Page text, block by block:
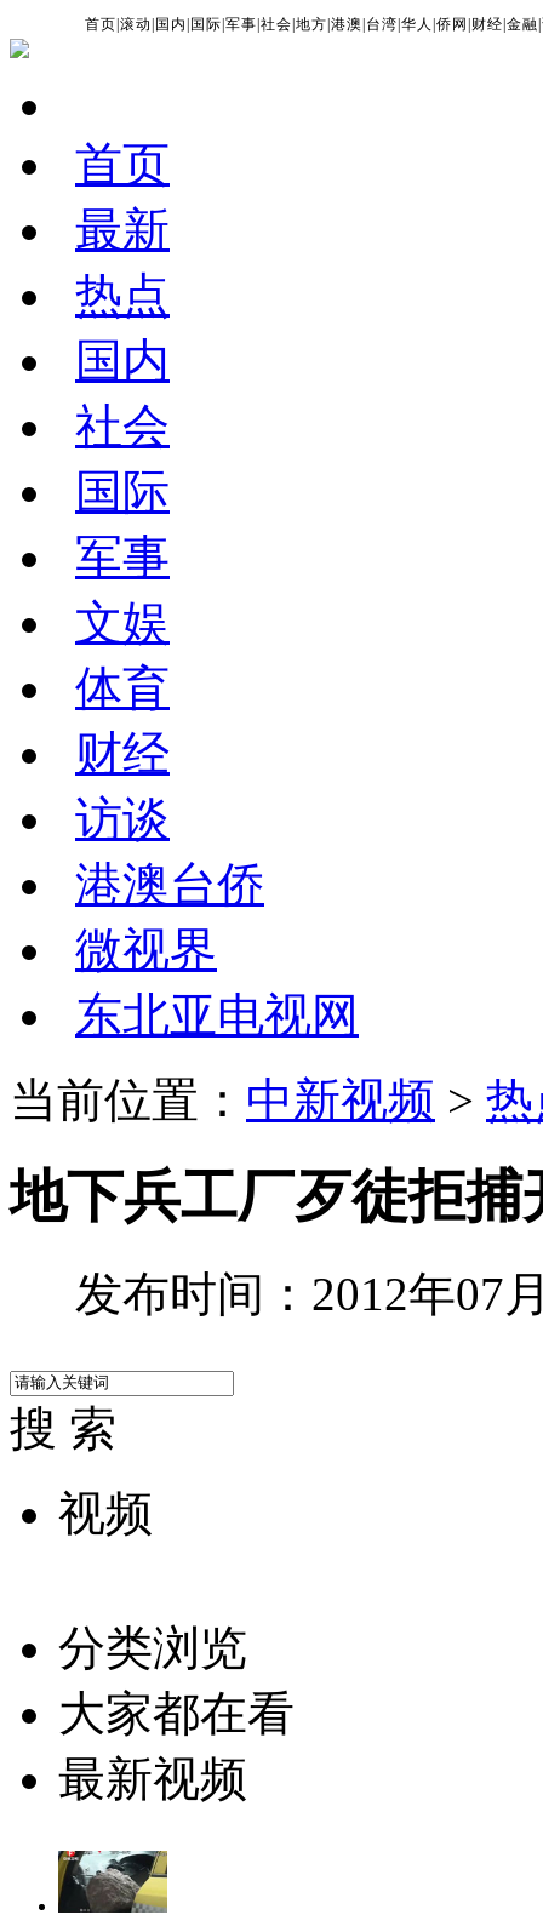
首页 |滚动 国内 国际 |军事 |社会 |地方 |港澳 台湾 |华人 |侨网 财经 |金融 |
首页
最新
热点
国内
社会
国际
军事
文娱
体育
财经
访谈
港澳台侨
微视界
东北亚电视网
当前位置： 中新视频 >
地下兵工厂歹徒拒
发布时间：2012年07
搜 索
视频
分类浏览
大家都在看
最新视频